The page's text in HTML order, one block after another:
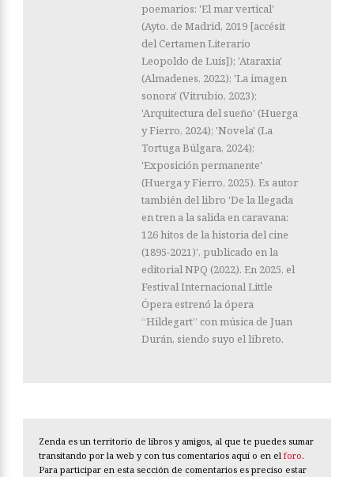
poemarios: 'El mar vertical'
(Ayto. de Madrid, 2019 [accésit
del Certamen Literario
Leopoldo de Luis]); 'Ataraxia'
(Almadenes, 2022); 'La imagen
sonora' (Vitrubio, 2023);
'Arquitectura del sueño' (Huerga
y Fierro, 2024); 'Novela' (La
Tortuga Búlgara, 2024);
'Exposición permanente'
(Huerga y Fierro, 2025). Es autor
también del libro 'De la llegada
en tren a la salida en caravana:
126 hitos de la historia del cine
(1895-2021)', publicado en la
editorial NPQ (2022). En 2025, el
Festival Internacional Little
Ópera estrenó la ópera
“Hildegart” con música de Juan
Durán, siendo suyo el libreto.
Zenda es un territorio de libros y amigos, al que te puedes sumar
transitando por la web y con tus comentarios aquí o en el foro.
Para participar en esta sección de comentarios es preciso estar